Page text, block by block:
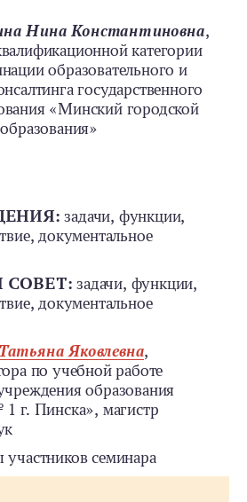
Нина Константиновна,
категории
образовательного и
государственного
«Минский городской
задачи, функции,
документальное
СОВЕТ: задачи, функции,
документальное
Яковлевна,
по учебной работе
образования
г. Пинска», магистр
семинара